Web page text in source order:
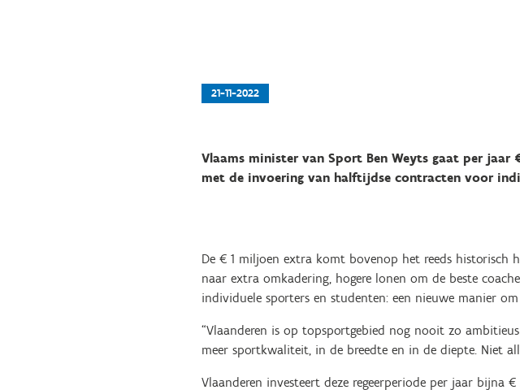
21-11-2022
Vlaams minister van Sport Ben Weyts gaat per
met de invoering van halftijdse contracten voor
De € 1 miljoen extra komt bovenop het reeds historisch
naar extra omkadering, hogere lonen om de beste
individuele sporters en studenten: een nieuwe manier
“Vlaanderen is op topsportgebied nog nooit zo
meer sportkwaliteit, in de breedte en in de diepte. Niet
Vlaanderen investeert deze regeerperiode per jaar